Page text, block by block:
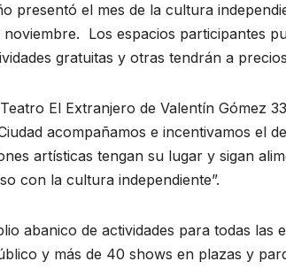
presentó el mes de la cultura
Los espacios participantes
gratuitas y otras tendrán a
El Extranjero de Valentín Gómez
acompañamos e incentivamos el
artísticas tengan su lugar y sigan
con la cultura independiente”.
abanico de actividades para todas las
y más de 40 shows en plazas y